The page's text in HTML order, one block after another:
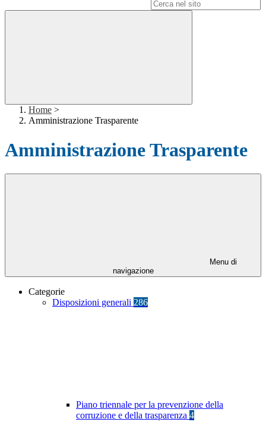
Home >
Amministrazione Trasparente
Amministrazione Trasparente
Menu di
navigazione
Categorie
Disposizioni generali 286
Piano triennale per la prevenzione della
corruzione e della trasparenza 4